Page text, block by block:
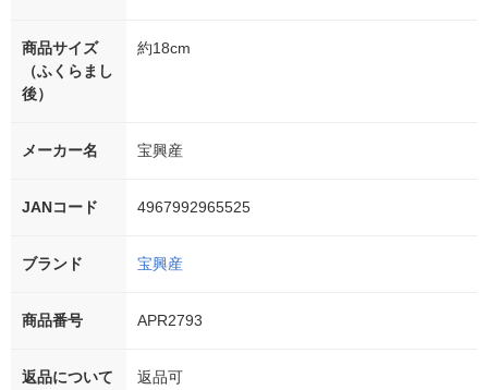
商品サイズ
（ふくらまし
後）
約18cm
メーカー名 宝興産
JANコード 4967992965525
ブランド 宝興産
商品番号 APR2793
返品について
返品可